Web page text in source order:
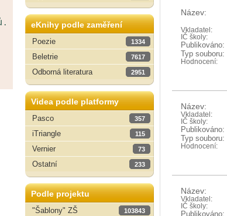
eKnihy podle zaměření
Poezie
1334
Beletrie 7617
Odborná literatura 2951
Videa podle platformy
Pasco
357
iTriangle 115
Vernier 73
Ostatní 233
Podle projektu
"Šablony" ZŠ
103843
Název:
Vkladatel:
IČ školy:
Publikováno:
Typ souboru:
Hodnocení:
Název:
Vkladatel:
IČ školy:
Publikováno:
Typ souboru:
Hodnocení:
Název:
Vkladatel:
IČ školy:
Publikováno: